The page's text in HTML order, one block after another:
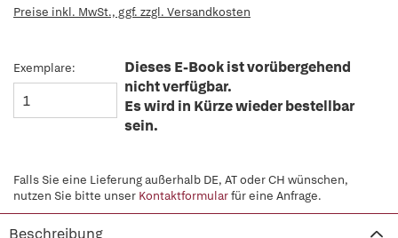
Preise inkl. MwSt., ggf. zzgl. Versandkosten
Exemplare:
Dieses E-Book ist vorübergehend
nicht verfügbar.
Es wird in Kürze wieder bestellbar
sein.
Falls Sie eine Lieferung außerhalb DE, AT oder CH wünschen,
nutzen Sie bitte unser Kontaktformularfür eine Anfrage.
Beschreibung